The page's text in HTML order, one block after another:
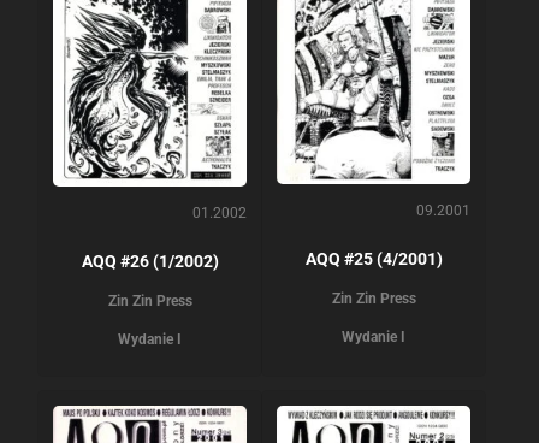
01.2002
AQQ #26 (1/2002)
Zin Zin Press
Wydanie I
09.2001
AQQ #25 (4/2001)
Zin Zin Press
Wydanie I